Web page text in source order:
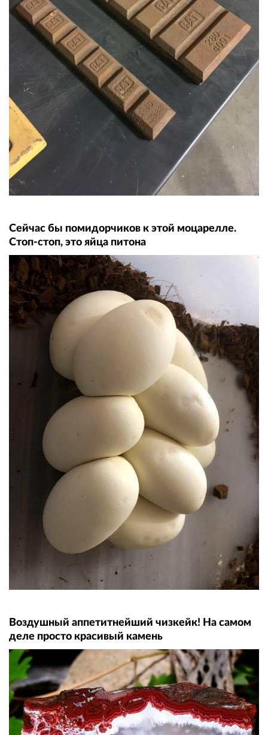
Сейчас бы помидорчиков к этой моцарелле.
Стоп-стоп, это яйца питона
Воздушный аппетитнейший чизкейк! На самом
деле просто красивый камень